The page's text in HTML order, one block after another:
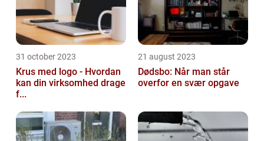
31 october 2023
Krus med logo - Hvordan
kan din virksomhed drage
f...
21 august 2023
Dødsbo: Når man står
overfor en svær opgave